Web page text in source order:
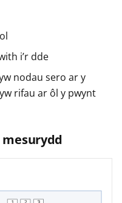
i’r dde
nodau sero ar y
rifau ar ôl y pwynt
mesurydd